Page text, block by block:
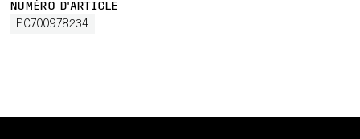
NUMÉRO D'ARTICLE
PC700978234